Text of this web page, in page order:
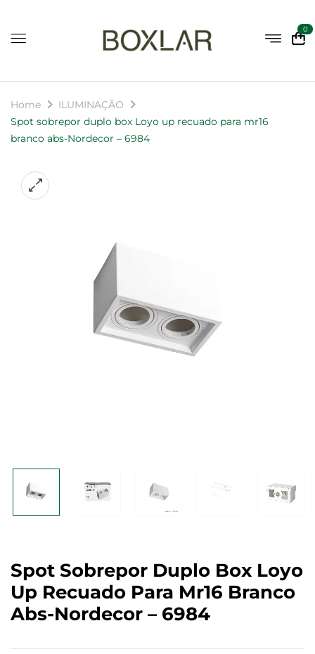
0
Home
ILUMINAÇÃO
Spot sobrepor duplo box Loyo up recuado para mr16
branco abs-Nordecor – 6984
Spot Sobrepor Duplo Box Loyo
Up Recuado Para Mr16 Branco
Abs-Nordecor – 6984